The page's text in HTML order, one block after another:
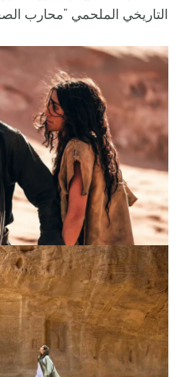
التاريخي الملحمي "محارب